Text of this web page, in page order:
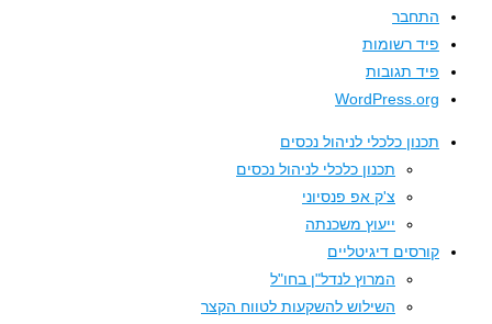
התחבר
פיד רשומות
פיד תגובות
WordPress.org
תכנון כלכלי לניהול נכסים
תכנון כלכלי לניהול נכסים
צ'ק אפ פנסיוני
ייעוץ משכנתה
קורסים דיגיטליים
המרוץ לנדל"ן בחו"ל
השילוש להשקעות לטווח הקצר